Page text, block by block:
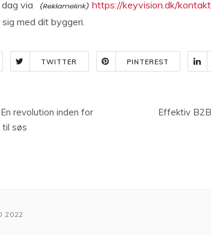
via
https://keyvision.dk/
med dit byggeri.
TWITTER PINTEREST
revolution inden for
til søs
Effektiv
2022